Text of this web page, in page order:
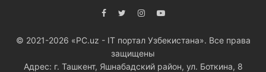
© 2021-2026 «PC.uz - IT портал Узбекистана». Все права
защищены
Адрес: г. Ташкент, Яшнабадский район, ул. Боткина, 8